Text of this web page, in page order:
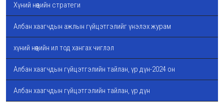
Хүний нөөцийн стратеги
Албан хаагчдын ажлын гүйцэтгэлийг үнэлэх журам
хүний нөөцийн ил тод хангах чиглэл
Албан хаагчдын гүйцэтгэлийн тайлан, үр дүн-2024 он
Албан хаагчдын гүйцэтгэлийн тайлан, үр дүн